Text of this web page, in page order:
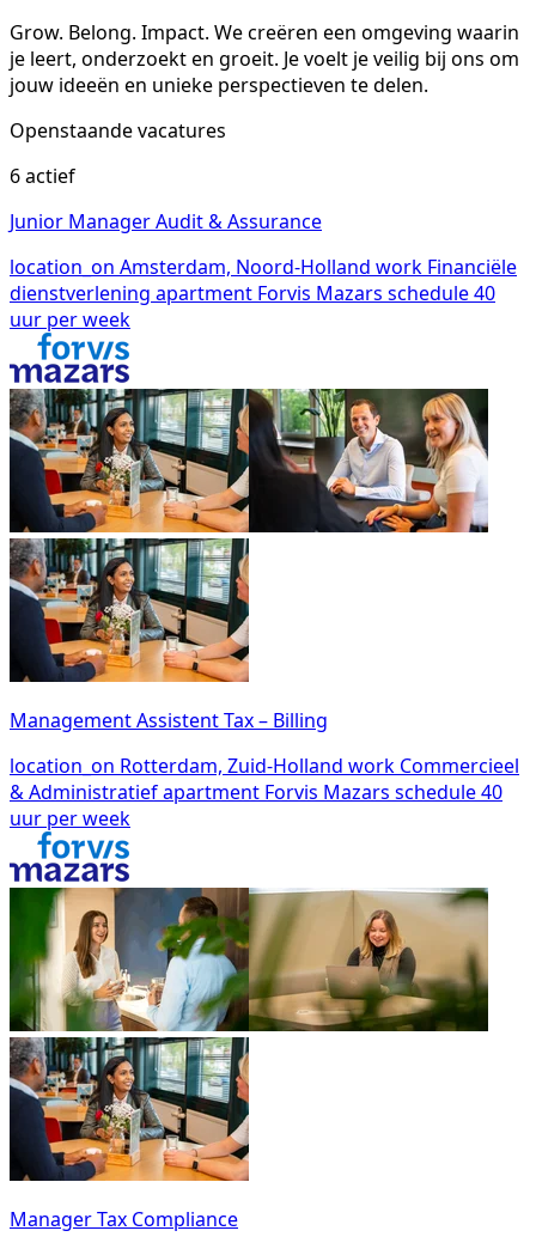
Grow. Belong. Impact. We creëren een omgeving waarin
je leert, onderzoekt en groeit. Je voelt je veilig bij ons om
jouw ideeën en unieke perspectieven te delen.
Openstaande vacatures
6 actief
Junior Manager Audit & Assurance
location_on Amsterdam, Noord-Holland work Financiële
dienstverlening apartment Forvis Mazars schedule40
uur per week
Management Assistent Tax – Billing
location_on Rotterdam, Zuid-Holland work Commercieel
& Administratiefapartment Forvis Mazars schedule40
uur per week
Manager Tax Compliance